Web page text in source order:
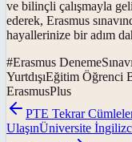
ve bilinçli çalışmayla
ederek, Erasmus
hayallerinize bir adım
#Erasmus
YurtdışıEğitim Öğrenci
ErasmusPlus
PTE Tekrar
UlaşınÜniversite